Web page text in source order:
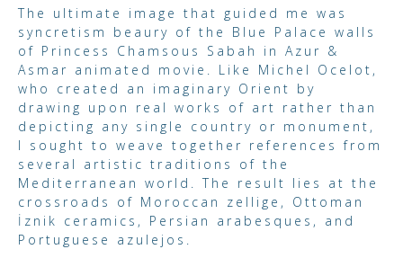
The ultimate image that guided me was
syncretism beaury of the Blue Palace walls
of Princess Chamsous Sabah in Azur &
Asmar animated movie. Like Michel Ocelot,
who created an imaginary Orient by
drawing upon real works of art rather than
depicting any single country or monument,
I sought to weave together references from
several artistic traditions of the
Mediterranean world. The result lies at the
crossroads of Moroccan zellige, Ottoman
İznik ceramics, Persian arabesques, and
Portuguese azulejos.